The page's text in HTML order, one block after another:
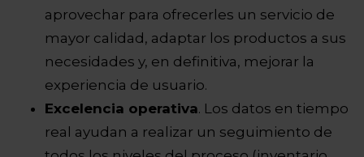
aprovechar para ofrecerles un servicio de
mayor calidad, adaptar los productos a sus
necesidades y, en definitiva, mejorar la
experiencia de usuario.
Excelencia operativa. Los datos en tiempo
real ayudan a realizar un seguimiento de